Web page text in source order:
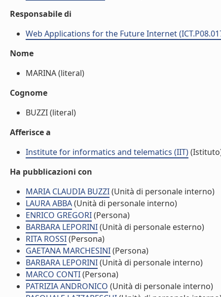
Responsabile di
Web Applications for the Future Internet
Nome
MARINA (literal)
Cognome
BUZZI (literal)
Afferisce a
Institute for informatics and telematics (IIT)
Ha pubblicazioni con
MARIA CLAUDIA BUZZI(Unità di personale interno)
LAURA ABBA(Unità di personale interno)
ENRICO GREGORI(Persona)
BARBARA LEPORINI(Unità di personale esterno)
RITA ROSSI(Persona)
GAETANA MARCHESINI(Persona)
BARBARA LEPORINI(Unità di personale interno)
MARCO CONTI(Persona)
PATRIZIA ANDRONICO (Unità di personale interno)